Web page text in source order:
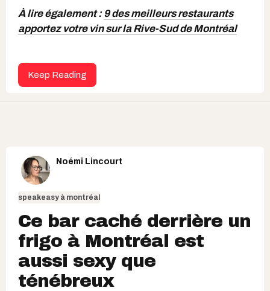
À lire également :9 des meilleurs restaurants
apportez votre vin sur la Rive-Sud de Montréal
Keep Reading
Noémi Lincourt
speakeasy à montréal
Ce bar caché derrière un
frigo à Montréal est
aussi sexy que
ténébreux